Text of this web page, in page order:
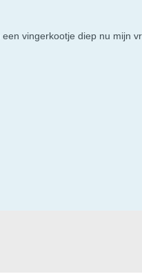
vingerkootje diep nu mijn